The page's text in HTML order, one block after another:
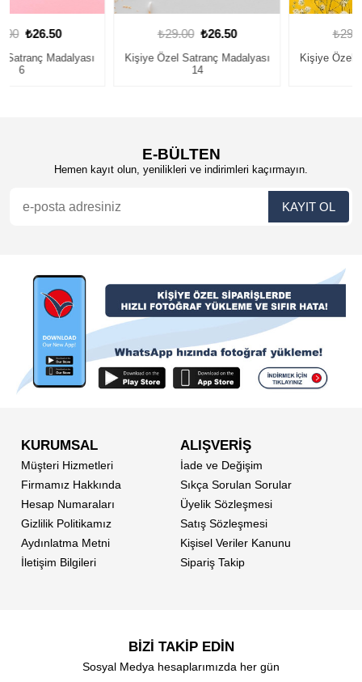
₺29.00
Kişiye Özel Satranç Madalyası
₺29.00
Kişiye Özel Satranç Madalyası
E-BÜLTEN
Hemen kayıt olun, yenilikleri ve indirimleri kaçırmayın.
KURUMSAL
Müşteri Hizmetleri
Firmamız Hakkında
Hesap Numaraları
Gizlilik Politikamız
Aydınlatma Metni
İletişim Bilgileri
ALIŞVERİŞ
İade ve Değişim
Sıkça Sorulan Sorular
Üyelik Sözleşmesi
Satış Sözleşmesi
Kişisel Veriler Kanunu
Sipariş Takip
BİZİ TAKİP EDİN
Sosyal Medya hesaplarımızda her gün